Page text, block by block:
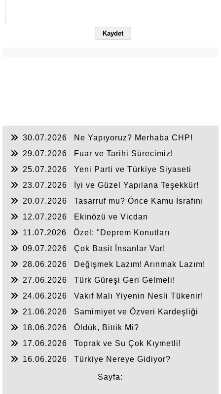
Kaydet
30.07.2026
Ne Yapıyoruz? Merhaba CHP!
29.07.2026
Fuar ve Tarihi Sürecimiz!
25.07.2026
Yeni Parti ve Türkiye Siyaseti
23.07.2026
İyi ve Güzel Yapılana Teşekkür!
20.07.2026
Tasarruf mu? Önce Kamu İsrafını
12.07.2026
Ekinözü ve Vicdan
11.07.2026
Özel: "Deprem Konutları
09.07.2026
Çok Basit İnsanlar Var!
28.06.2026
Değişmek Lazım! Arınmak Lazım!
27.06.2026
Türk Güreşi Geri Gelmeli!
24.06.2026
Vakıf Malı Yiyenin Nesli Tükenir!
21.06.2026
Samimiyet ve Özveri Kardeşliği
18.06.2026
Öldük, Bittik Mi?
17.06.2026
Toprak ve Su Çok Kıymetli!
16.06.2026
Türkiye Nereye Gidiyor?
Sayfa: